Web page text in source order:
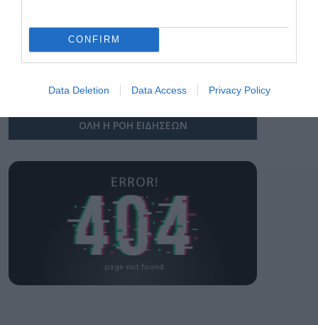
CONFIRM
Data Deletion Data Access Privacy Policy
Η πιο ταξιδιάρικη
βαλίτσα του φετινού
υπογραφή της Xiaomi
31.07.2026
ΟΛΗ Η ΡΟΗ ΕΙΔΗΣΕΩΝ